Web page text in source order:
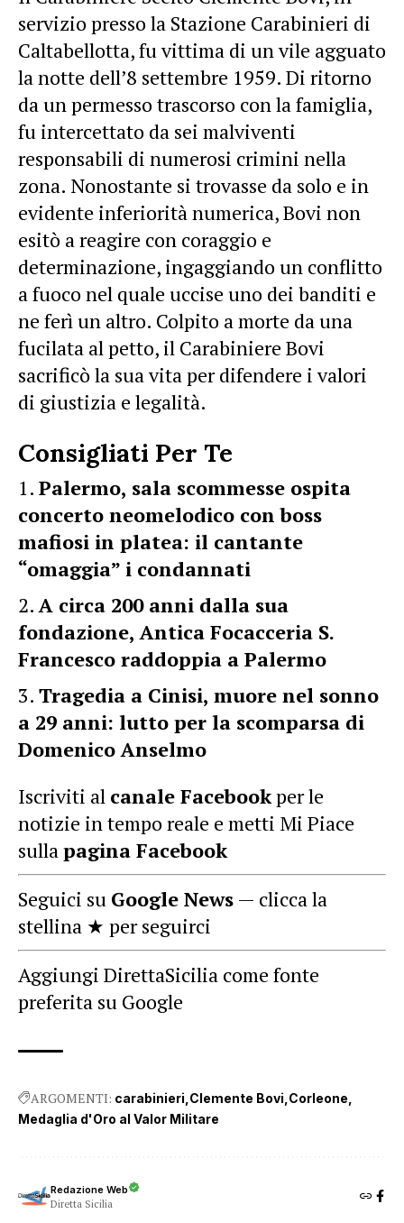
servizio presso la Stazione Carabinieri di
Caltabellotta, fu vittima di un vile agguato
la notte dell’8 settembre 1959. Di ritorno
da un permesso trascorso con la famiglia,
fu intercettato da sei malviventi
responsabili di numerosi crimini nella
zona. Nonostante si trovasse da solo e in
evidente inferiorità numerica, Bovi non
esitò a reagire con coraggio e
determinazione, ingaggiando un conflitto
a fuoco nel quale uccise uno dei banditi e
ne ferì un altro. Colpito a morte da una
fucilata al petto, il Carabiniere Bovi
sacrificò la sua vita per difendere i valori
di giustizia e legalità.
Consigliati Per Te
Palermo, sala scommesse ospita
concerto neomelodico con boss
mafiosi in platea: il cantante
“omaggia” i condannati
A circa 200 anni dalla sua
fondazione, Antica Focacceria S.
Francesco raddoppia a Palermo
Tragedia a Cinisi, muore nel sonno
a 29 anni: lutto per la scomparsa di
Domenico Anselmo
Iscriviti al canale Facebookper le
notizie in tempo reale e metti Mi Piace
sullapagina Facebook
Seguici su Google News — clicca la
stellina ★ per seguirci
Aggiungi DirettaSicilia come fonte
preferita su Google
ARGOMENTI: carabinieri Clemente Bovi Corleone
Medaglia d'Oro al Valor Militare
Redazione Web
Diretta Sicilia